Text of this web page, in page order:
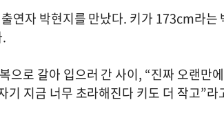
출연자 박현지를 만났다. 키가 173cm라
으로 갈아 입으러 간 사이, “진짜 오랜만
기 지금 너무 초라해진다 키도 더 작고”